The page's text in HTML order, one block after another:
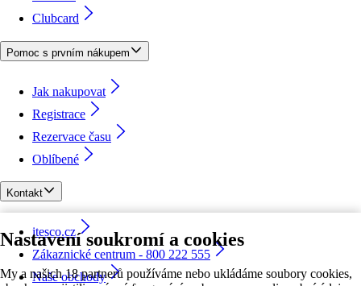
Nastavení soukromí a cookies
My a našich 18 partnerů používáme nebo ukládáme soubory cookies,
Clubcard
Pomoc s prvním nákupem
Jak nakupovat
Registrace
Rezervace času
Oblíbené
Kontakt
itesco.cz
Zákaznické centrum - 800 222 555
Naše obchody